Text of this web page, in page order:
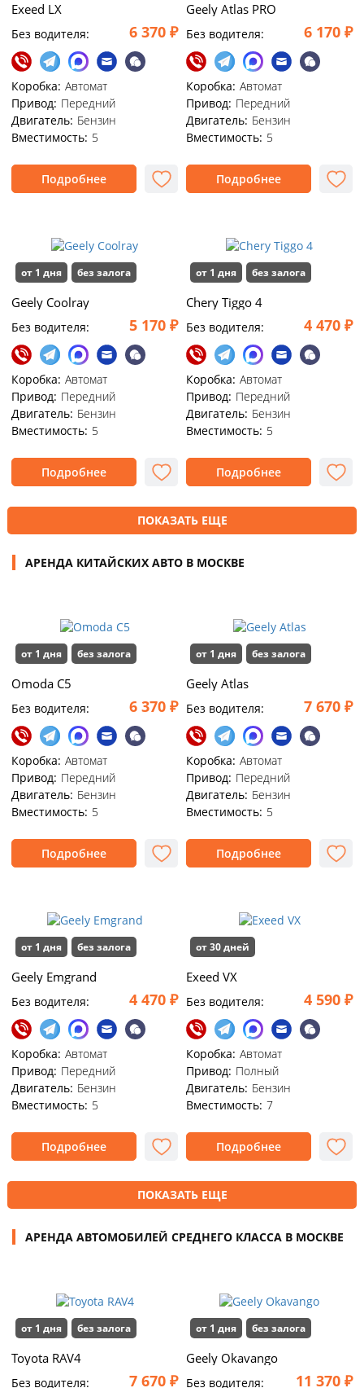
Exeed LX
Без водителя: 6 370 ₽
Коробка: Автомат
Привод: Передний
Двигатель: Бензин
Вместимость: 5
Подробнее
Geely Atlas PRO
Без водителя: 6 170 ₽
Коробка: Автомат
Привод: Передний
Двигатель: Бензин
Вместимость: 5
Подробнее
от 1 дня без залога
Geely Coolray
Без водителя: 5 170 ₽
Коробка: Автомат
Привод: Передний
Двигатель: Бензин
Вместимость: 5
Подробнее
от 1 дня без залога
Chery Tiggo 4
Без водителя: 4 470 ₽
Коробка: Автомат
Привод: Передний
Двигатель: Бензин
Вместимость: 5
Подробнее
ПОКАЗАТЬ ЕЩЕ
АРЕНДА КИТАЙСКИХ АВТО В МОСКВЕ
от 1 дня без залога
Omoda C5
Без водителя: 6 370 ₽
Коробка: Автомат
Привод: Передний
Двигатель: Бензин
Вместимость: 5
Подробнее
от 1 дня без залога
Geely Atlas
Без водителя: 7 670 ₽
Коробка: Автомат
Привод: Передний
Двигатель: Бензин
Вместимость: 5
Подробнее
от 1 дня без залога
Geely Emgrand
Без водителя: 4 470 ₽
Коробка: Автомат
Привод: Передний
Двигатель: Бензин
Вместимость: 5
Подробнее
от 30 дней
Exeed VX
Без водителя: 4 590 ₽
Коробка: Автомат
Привод: Полный
Двигатель: Бензин
Вместимость: 7
Подробнее
ПОКАЗАТЬ ЕЩЕ
АРЕНДА АВТОМОБИЛЕЙ СРЕДНЕГО КЛАССА В МОСКВЕ
от 1 дня без залога
Toyota RAV4
Без водителя: 7 670 ₽
от 1 дня без залога
Geely Okavango
Без водителя: 11 370 ₽